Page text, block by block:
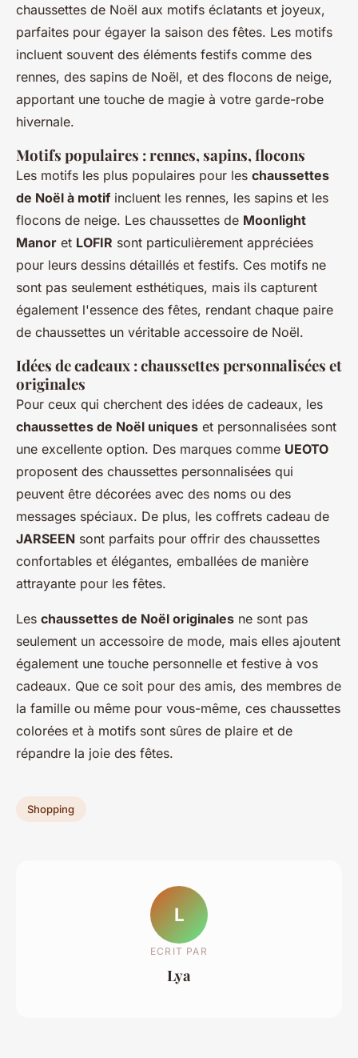
chaussettes de Noël aux motifs éclatants et joyeux,
parfaites pour égayer la saison des fêtes. Les motifs
incluent souvent des éléments festifs comme des
rennes, des sapins de Noël, et des flocons de neige,
apportant une touche de magie à votre garde-robe
hivernale.
Motifs populaires : rennes, sapins, flocons
Les motifs les plus populaires pour les chaussettes
de Noël à motif incluent les rennes, les sapins et les
flocons de neige. Les chaussettes de Moonlight
Manor et LOFIR sont particulièrement appréciées
pour leurs dessins détaillés et festifs. Ces motifs ne
sont pas seulement esthétiques, mais ils capturent
également l'essence des fêtes, rendant chaque paire
de chaussettes un véritable accessoire de Noël.
Idées de cadeaux : chaussettes personnalisées et
originales
Pour ceux qui cherchent des idées de cadeaux, les
chaussettes de Noël uniques et personnalisées sont
une excellente option. Des marques comme UEOTO
proposent des chaussettes personnalisées qui
peuvent être décorées avec des noms ou des
messages spéciaux. De plus, les coffrets cadeau de
JARSEEN sont parfaits pour offrir des chaussettes
confortables et élégantes, emballées de manière
attrayante pour les fêtes.
Les chaussettes de Noël originales ne sont pas
seulement un accessoire de mode, mais elles ajoutent
également une touche personnelle et festive à vos
cadeaux. Que ce soit pour des amis, des membres de
la famille ou même pour vous-même, ces chaussettes
colorées et à motifs sont sûres de plaire et de
répandre la joie des fêtes.
Shopping
L
ECRIT PAR
Lya